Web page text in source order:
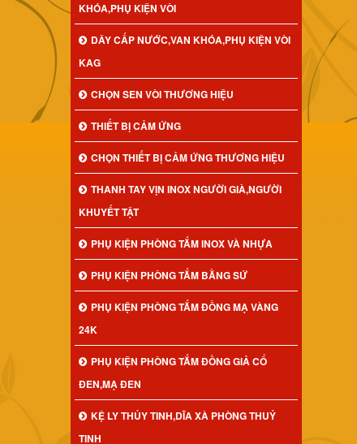
KHÓA,PHỤ KIỆN VÒI
DÂY CẤP NƯỚC,VAN KHÓA,PHỤ KIỆN VÒI
KAG
CHỌN SEN VÒI THƯƠNG HIỆU
THIẾT BỊ CẢM ỨNG
CHỌN THIẾT BỊ CẢM ỨNG THƯƠNG HIỆU
THANH TAY VỊN INOX NGƯỜI GIÀ,NGƯỜI
KHUYẾT TẬT
PHỤ KIỆN PHÒNG TẮM INOX VÀ NHỰA
PHỤ KIỆN PHÒNG TẮM BẰNG SỨ
PHỤ KIỆN PHÒNG TẮM ĐỒNG MẠ VÀNG
24K
PHỤ KIỆN PHÒNG TẮM ĐỒNG GIẢ CỔ
ĐEN,MẠ ĐEN
KỆ LY THỦY TINH,DĨA XÀ PHÒNG THUỶ
TINH